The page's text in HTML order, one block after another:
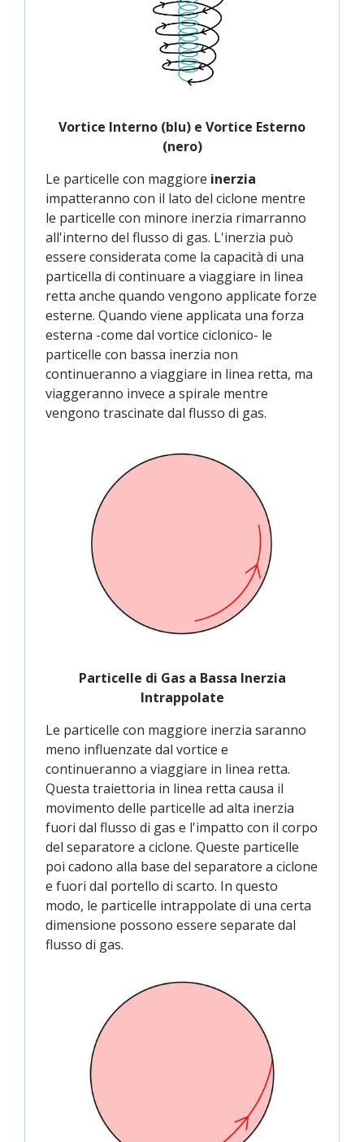
Vortice Interno (blu) e Vortice Esterno
(nero)
Le particelle con maggiore inerzia
impatteranno con il lato del ciclone mentre
le particelle con minore inerzia rimarranno
all'interno del flusso di gas. L'inerzia può
essere considerata come la capacità di una
particella di continuare a viaggiare in linea
retta anche quando vengono applicate forze
esterne. Quando viene applicata una forza
esterna -come dal vortice ciclonico- le
particelle con bassa inerzia non
continueranno a viaggiare in linea retta, ma
viaggeranno invece a spirale mentre
vengono trascinate dal flusso di gas.
Particelle di Gas a Bassa Inerzia
Intrappolate
Le particelle con maggiore inerzia saranno
meno influenzate dal vortice e
continueranno a viaggiare in linea retta.
Questa traiettoria in linea retta causa il
movimento delle particelle ad alta inerzia
fuori dal flusso di gas e l'impatto con il corpo
del separatore a ciclone. Queste particelle
poi cadono alla base del separatore a ciclone
e fuori dal portello di scarto. In questo
modo, le particelle intrappolate di una certa
dimensione possono essere separate dal
flusso di gas.